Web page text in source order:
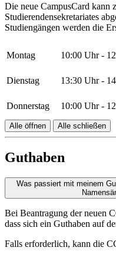
Die neue CampusCard kann
Studierendensekretariates
Studiengängen werden die
Montag 10:00 Uhr -
Dienstag 13:30 Uhr -
Donnerstag 10:00 Uhr -
Alle öffnen Alle schließen
Guthaben
Was passiert mit meinem
Bei Beantragung der neuen
dass sich ein Guthaben auf
Falls erforderlich, kann die